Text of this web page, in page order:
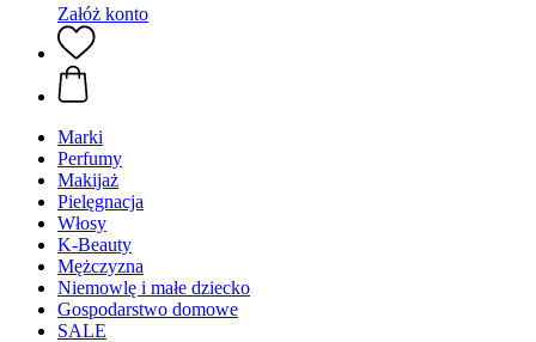
Załóż konto
Marki
Perfumy
Makijaż
Pielęgnacja
Włosy
K-Beauty
Mężczyzna
Niemowlę i małe dziecko
Gospodarstwo domowe
SALE